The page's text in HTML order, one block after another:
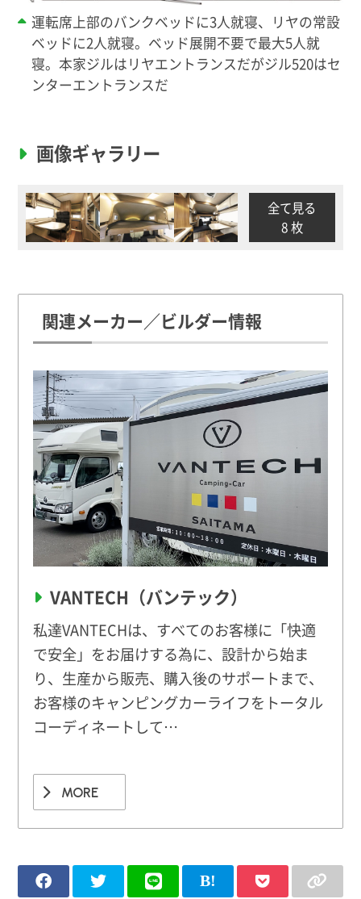
運転席上部のバンクベッドに3人就寝、リヤの常設
ベッドに2人就寝。ベッド展開不要で最大5人就
寝。本家ジルはリヤエントランスだがジル520はセ
ンターエントランスだ
画像ギャラリー
全て見る
8 枚
関連メーカー／ビルダー情報
VANTECH（バンテック）
私達VANTECHは、すべてのお客様に「快適
で安全」をお届けする為に、設計から始ま
り、生産から販売、購入後のサポートまで、
お客様のキャンピングカーライフをトータル
コーディネートして…
MORE